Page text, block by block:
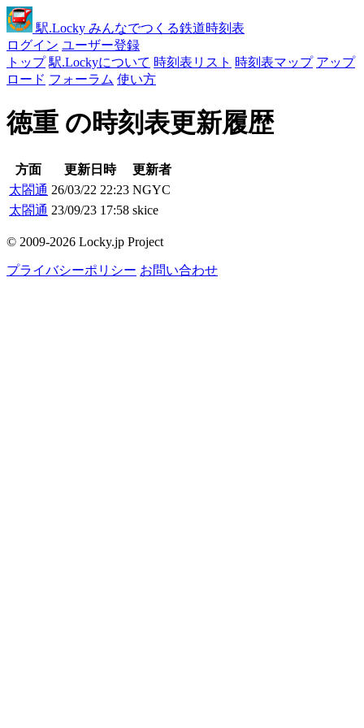
駅.Locky みんなでつくる鉄道時刻表
ログイン ユーザー登録
トップ 駅.Lockyについて 時刻表リスト 時刻表マップ アップ
ロード フォーラム 使い方
徳重 の時刻表更新履歴
方面 更新日時
更新者
太閤通 26/03/22 22:23 NGYC
太閤通 23/09/23 17:58 skice
© 2009-2026 Locky.jp Project
プライバシーポリシー お問い合わせ